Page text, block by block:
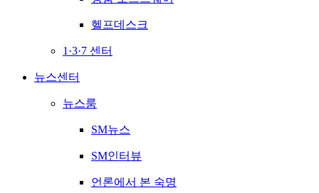
헬프데스크
1·3·7 센터
뉴스센터
뉴스룸
SM뉴스
SM인터뷰
언론에서 본 숙명